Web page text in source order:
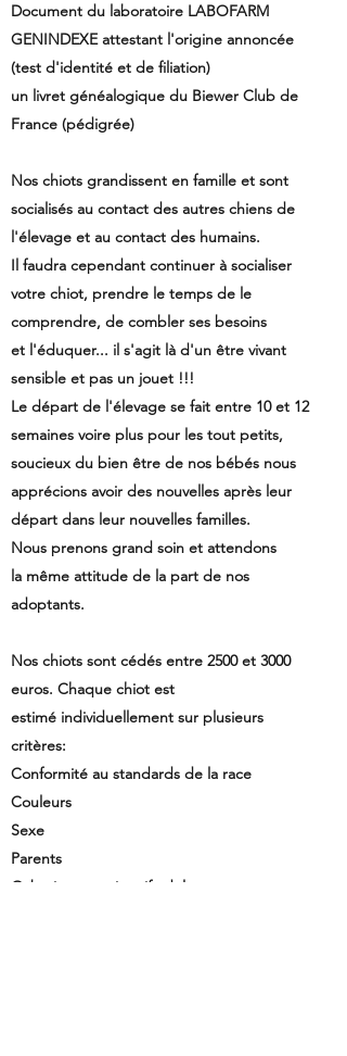
Document du laboratoire LABOFARM
GENINDEXE attestant l'origine annoncée
(test d'identité et de filiation)
un livret généalogique du Biewer Club de
France (pédigrée)
Nos chiots grandissent en famille et sont
socialisés au contact des autres chiens de
l'élevage et au contact des humains.
Il faudra cependant continuer à socialiser
votre chiot, prendre le temps de le
comprendre, de combler ses besoins
et l'éduquer... il s'agit là d'un être vivant
sensible et pas un jouet !!!
Le départ de l'élevage se fait entre 10 et 12
semaines voire plus pour les tout petits,
soucieux du bien être de nos bébés nous
apprécions avoir des nouvelles après leur
départ dans leur nouvelles familles.
Nous prenons grand soin et attendons
la même attitude de la part de nos
adoptants.
Nos chiots sont cédés entre 2500 et 3000
euros. Chaque chiot est
estimé individuellement sur plusieurs
critères:
Conformité au standards de la race
Couleurs
Sexe
Parents
Gabarit
approximatif
adulte